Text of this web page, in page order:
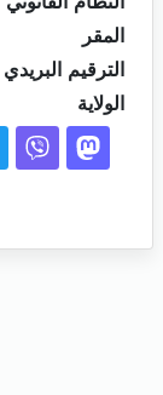
المقر
الترقيم البريدي
الولاية